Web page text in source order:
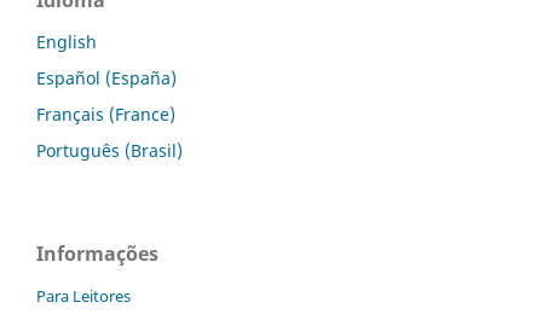
English
Español (España)
Français (France)
Português (Brasil)
Informações
Para Leitores